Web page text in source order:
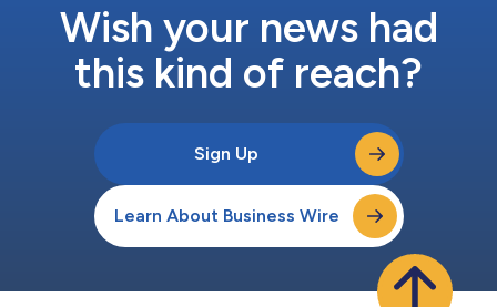
Wish your news had
this kind of reach?
Sign Up
Learn About Business Wire